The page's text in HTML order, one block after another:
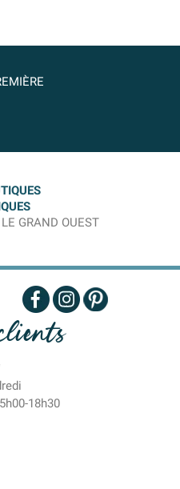
GRAND OUEST
18h30